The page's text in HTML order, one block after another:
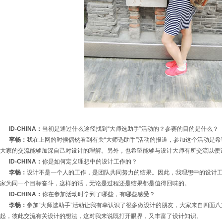
ID-CHINA： 当初是通过什么途径找到“大师选助手”活动的？参赛的目的是什么？
李畅： 我在上网的时候偶然看到有关“大师选助手”活动的报道，参加这个活动是
大家的交流能够加深自己对设计的理解。另外，也希望能够与设计大师有所交流以
ID-CHINA： 你是如何定义理想中的设计工作的？
李畅： 设计不是一个人的工作，是团队共同努力的结果。因此，我理想中的设计
家为同一个目标奋斗，这样的话，无论是过程还是结果都是值得回味的。
ID-CHINA： 你在参加活动时学到了哪些，有哪些感受？
李畅： 参加“大师选助手”活动让我有幸认识了很多做设计的朋友，大家来自四面
起，彼此交流有关设计的想法，这对我来说既打开眼界，又丰富了设计知识。